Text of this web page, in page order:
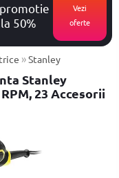
50%
Vezi
oferte
»Stanley
Stanley
23 Accesorii